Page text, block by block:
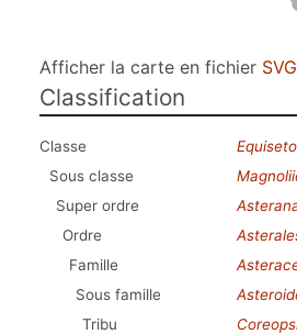
Afficher la carte en fichier SVG
Classification
Classe
Sous classe
Super ordre
Ordre
Famille
Sous famille
Tribu